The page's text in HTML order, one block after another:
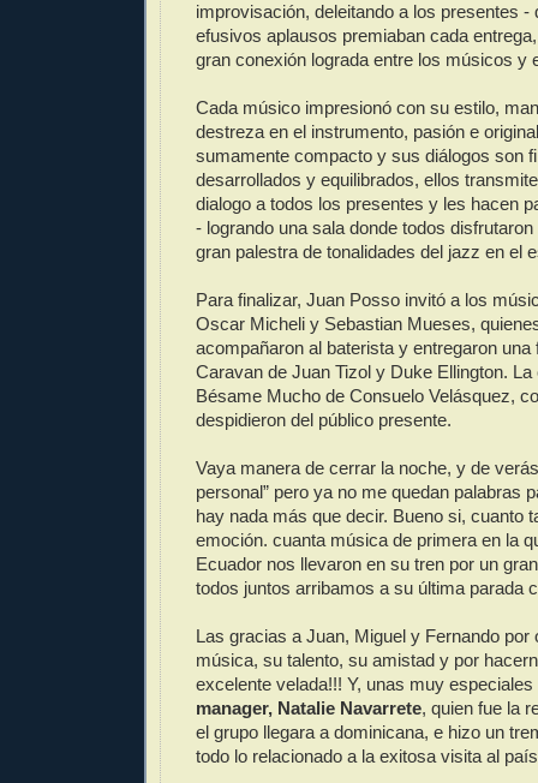
improvisación, deleitando a los presentes -
efusivos aplausos premiaban cada
gran conexión lograda entre los músicos y
Cada músico impresionó con su estilo,
destreza en el instrumento, pasión e
sumamente compacto y sus diálogos son
desarrollados y equilibrados, ellos
dialogo a todos los presentes y les hacen
- logrando una sala donde todos
gran palestra de tonalidades del jazz en el
Para finalizar, Juan Posso invitó a los
Oscar Micheli y Sebastian Mueses,
acompañaron al baterista y entregaron una
Caravan de Juan Tizol y Duke Ellington.
Bésame Mucho de Consuelo Velásquez,
despidieron del público presente.
Vaya manera de cerrar la noche, y de
personal” pero ya no me quedan palabras
hay nada más que decir. Bueno si, cuanto
emoción. cuanta música de primera en la
Ecuador nos llevaron en su tren por un
todos juntos arribamos a su última parada
Las gracias a Juan, Miguel y Fernando por
música, su talento, su amistad y por
excelente velada!!! Y, unas muy
manager, Natalie Navarrete, quien fue la
el grupo llegara a dominicana, e hizo un
todo lo relacionado a la exitosa visita al